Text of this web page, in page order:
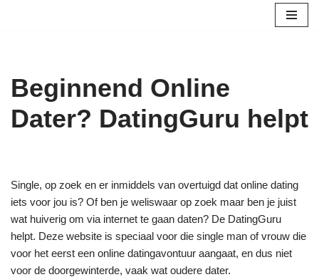
inhoud
Beginnend Online
Dater? DatingGuru helpt
Single, op zoek en er inmiddels van overtuigd dat online dating
iets voor jou is? Of ben je weliswaar op zoek maar ben je juist
wat huiverig om via internet te gaan daten? De DatingGuru
helpt. Deze website is speciaal voor die single man of vrouw die
voor het eerst een online datingavontuur aangaat, en dus niet
voor de doorgewinterde, vaak wat oudere dater.